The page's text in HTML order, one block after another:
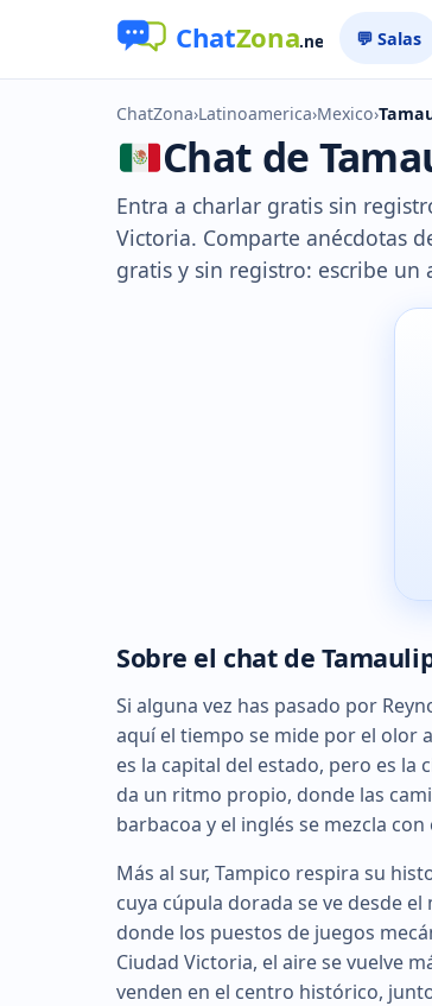
💬 Salas
ChatZona›Latinoamerica›Mexico›
Chat de
Entra a charlar gratis sin
Victoria. Comparte anécdotas
gratis y sin registro: escribe un
Sobre el chat de
Si alguna vez has pasado por
aquí el tiempo se mide por el olor
es la capital del estado, pero es la
da un ritmo propio, donde las
barbacoa y el inglés se mezcla
Más al sur, Tampico respira su
cuya cúpula dorada se ve desde
donde los puestos de juegos
Ciudad Victoria, el aire se vuelve
venden en el centro histórico,